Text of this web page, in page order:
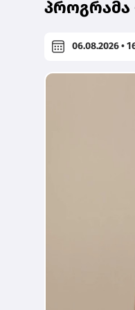
პროგრამა
06.08.2026 •